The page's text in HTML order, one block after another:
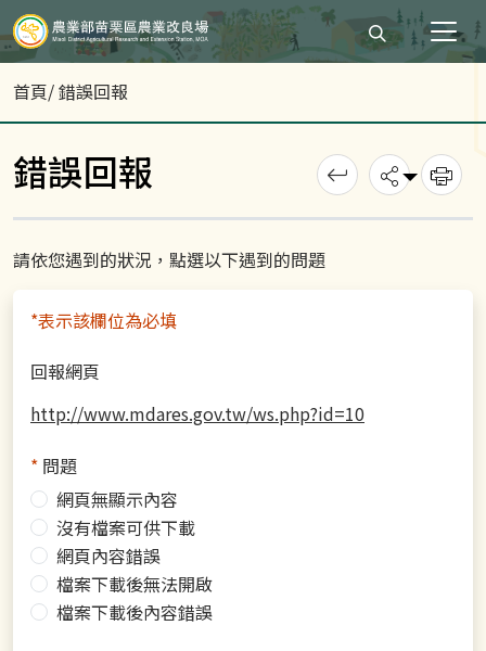
打開搜尋輸入
首頁/ 錯誤回報
錯誤回報 回上一頁
分享
列
請依您遇到的狀況，點選以下遇到的問題
*表示該欄位為必填
回報網頁
http://www.mdares.gov.tw/ws.php?id=10
* 問題
網頁無顯示內容
沒有檔案可供下載
網頁內容錯誤
檔案下載後無法開啟
檔案下載後內容錯誤